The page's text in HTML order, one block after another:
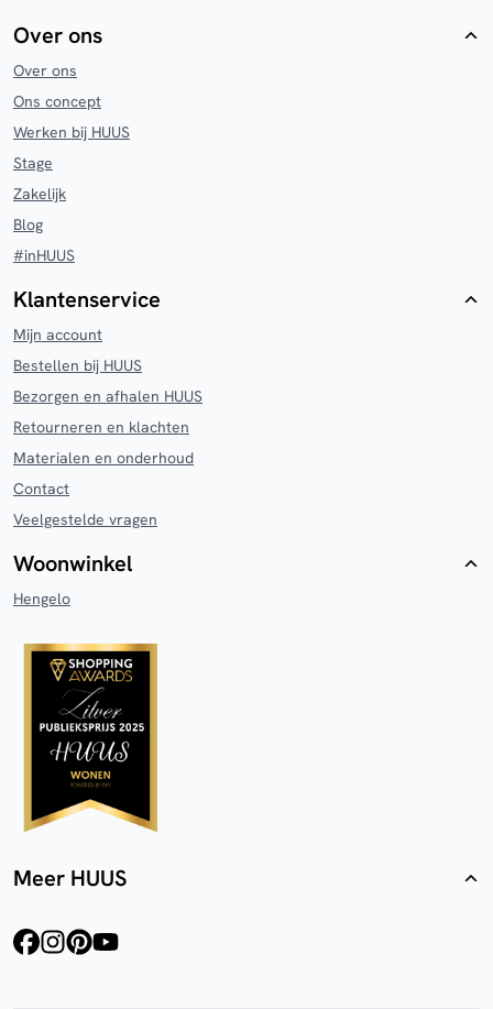
Over ons
Over ons
Ons concept
Werken bij HUUS
Stage
Zakelijk
Blog
#inHUUS
Klantenservice
Mijn account
Bestellen bij HUUS
Bezorgen en afhalen HUUS
Retourneren en klachten
Materialen en onderhoud
Contact
Veelgestelde vragen
Woonwinkel
Hengelo
Meer HUUS
facebookinstagram
pinterest
youtube